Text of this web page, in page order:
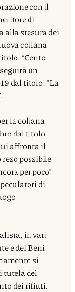
con il
di
alla stesura dei
collana
“Cento
un
dal titolo: “La
la collana
dal titolo
affronta il
possibile
per poco”
di
in vari
e dei Beni
si
tutela del
dei rifiuti.